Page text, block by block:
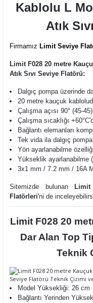
Kablolu L
Atık
Firmamız Limit Seviye
Limit F028 20 metre
Atık Sıvı Seviye Flatörü:
Dalgıç pompa üzerinde
20 metre kauçuk
Çalışma açısı 90° (45-
Çalışma sıcaklığı
Bağlantı elemanları
Tek vida ila dalgıç
Yön ayarlanabilme
Yükseklik ayarlanabilme
3x1 mm / 7.2 mm / 16A
Sitemizde bulunan
Flatörleri'ni de
Limit F028 20
Dar Alan Top
Teknik
Model Yüksekliği: 26 cm
Bağlantı Yerinden